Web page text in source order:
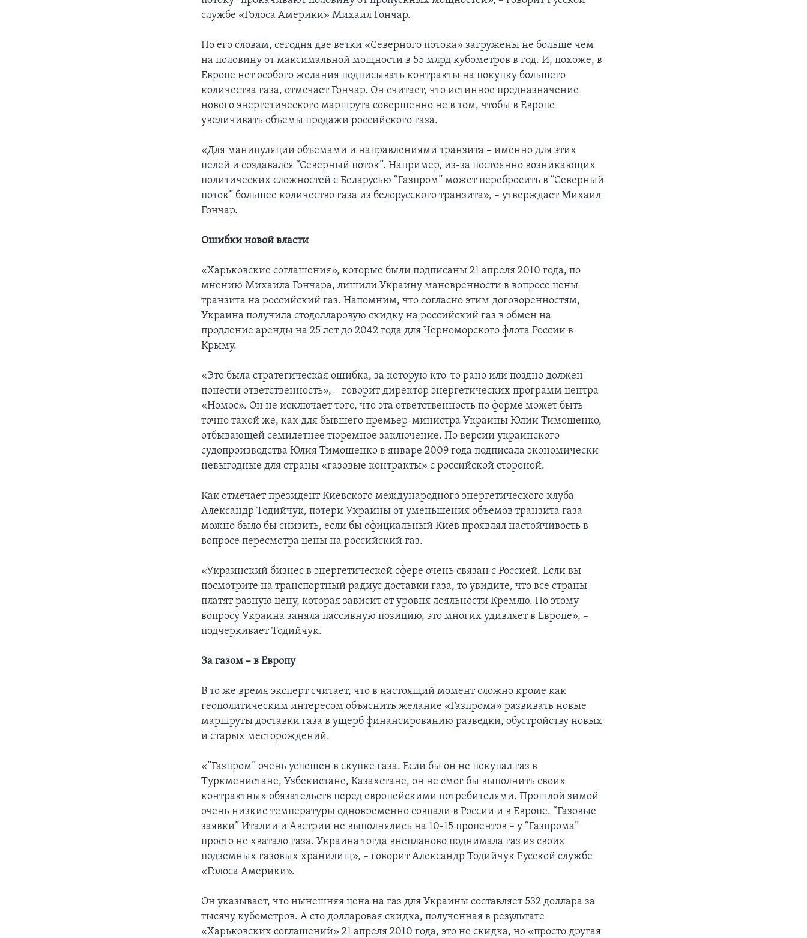
службе «Голоса Америки» Михаил Гончар.
По его словам, сегодня две ветки «Северного потока» загружены не больше чем
на половину от максимальной мощности в 55 млрд кубометров в год. И, похоже, в
Европе нет особого желания подписывать контракты на покупку большего
количества газа, отмечает Гончар. Он считает, что истинное предназначение
нового энергетического маршрута совершенно не в том, чтобы в Европе
увеличивать объемы продажи российского газа.
«Для манипуляции объемами и направлениями транзита – именно для этих
целей и создавался “Северный поток”. Например, из-за постоянно возникающих
политических сложностей с Беларусью “Газпром” может перебросить в “Северный
поток” большее количество газа из белорусского транзита», – утверждает Михаил
Гончар.
Ошибки новой власти
«Харьковские соглашения», которые были подписаны 21 апреля 2010 года, по
мнению Михаила Гончара, лишили Украину маневренности в вопросе цены
транзита на российский газ. Напомним, что согласно этим договоренностям,
Украина получила стодолларовую скидку на российский газ в обмен на
продление аренды на 25 лет до 2042 года для Черноморского флота России в
Крыму.
«Это была стратегическая ошибка, за которую кто-то рано или поздно должен
понести ответственность», – говорит директор энергетических программ центра
«Номос». Он не исключает того, что эта ответственность по форме может быть
точно такой же, как для бывшего премьер-министра Украины Юлии Тимошенко,
отбывающей семилетнее тюремное заключение. По версии украинского
судопроизводства Юлия Тимошенко в январе 2009 года подписала экономически
невыгодные для страны «газовые контракты» с российской стороной.
Как отмечает президент Киевского международного энергетического клуба
Александр Тодийчук, потери Украины от уменьшения объемов транзита газа
можно было бы снизить, если бы официальный Киев проявлял настойчивость в
вопросе пересмотра цены на российский газ.
«Украинский бизнес в энергетической сфере очень связан с Россией. Если вы
посмотрите на транспортный радиус доставки газа, то увидите, что все страны
платят разную цену, которая зависит от уровня лояльности Кремлю. По этому
вопросу Украина заняла пассивную позицию, это многих удивляет в Европе», –
подчеркивает Тодийчук.
За газом – в Европу
В то же время эксперт считает, что в настоящий момент сложно кроме как
геополитическим интересом объяснить желание «Газпрома» развивать новые
маршруты доставки газа в ущерб финансированию разведки, обустройству новых
и старых месторождений.
«”Газпром” очень успешен в скупке газа. Если бы он не покупал газ в
Туркменистане, Узбекистане, Казахстане, он не смог бы выполнить своих
контрактных обязательств перед европейскими потребителями. Прошлой зимой
очень низкие температуры одновременно совпали в России и в Европе. “Газовые
заявки” Италии и Австрии не выполнялись на 10-15 процентов – у “Газпрома”
просто не хватало газа. Украина тогда внепланово поднимала газ из своих
подземных газовых хранилищ», – говорит Александр Тодийчук Русской службе
«Голоса Америки».
Он указывает, что нынешняя цена на газ для Украины составляет 532 доллара за
тысячу кубометров. А сто долларовая скидка, полученная в результате
«Харьковских соглашений» 21 апреля 2010 года, это не скидка, но «просто другая